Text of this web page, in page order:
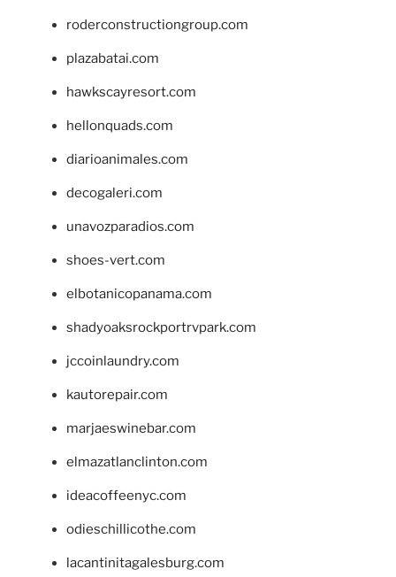
roderconstructiongroup.com
plazabatai.com
hawkscayresort.com
hellonquads.com
diarioanimales.com
decogaleri.com
unavozparadios.com
shoes-vert.com
elbotanicopanama.com
shadyoaksrockportrvpark.com
jccoinlaundry.com
kautorepair.com
marjaeswinebar.com
elmazatlanclinton.com
ideacoffeenyc.com
odieschillicothe.com
lacantinitagalesburg.com